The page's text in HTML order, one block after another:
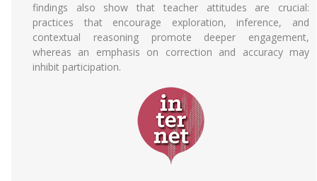
findings also show that teacher attitudes are crucial:
practices that encourage exploration, inference, and
contextual reasoning promote deeper engagement,
whereas an emphasis on correction and accuracy may
inhibit participation.